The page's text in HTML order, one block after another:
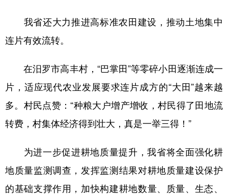
我省还大力推进高标准农田建设，推动土地集中
连片有效流转。
在汨罗市高丰村，“巴掌田”等零碎小田逐渐连成一
片，适应现代农业发展要求连片成方的“大田”越来越
多。村民点赞：“种粮大户增产增收，村民得了田地流
转费，村集体经济得到壮大，真是一举三得！”
为进一步促进耕地质量提升，我省将全面强化耕
地质量监测调查，发挥监测结果对耕地质量建设保护
的基础支撑作用，加快构建耕地数量、质量、生态、